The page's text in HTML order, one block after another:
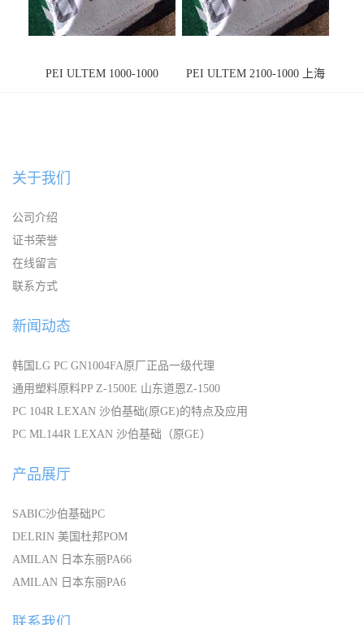
PEI ULTEM 1000-1000
PEI ULTEM 2100-1000 上海
关于我们
公司介绍
证书荣誉
在线留言
联系方式
新闻动态
韩国LG PC GN1004FA原厂正品一级代理
通用塑料原料PP Z-1500E 山东道恩Z-1500
PC 104R LEXAN 沙伯基础(原GE)的特点及应用
PC ML144R LEXAN 沙伯基础（原GE）
产品展厅
SABIC沙伯基础PC
DELRIN 美国杜邦POM
AMILAN 日本东丽PA66
AMILAN 日本东丽PA6